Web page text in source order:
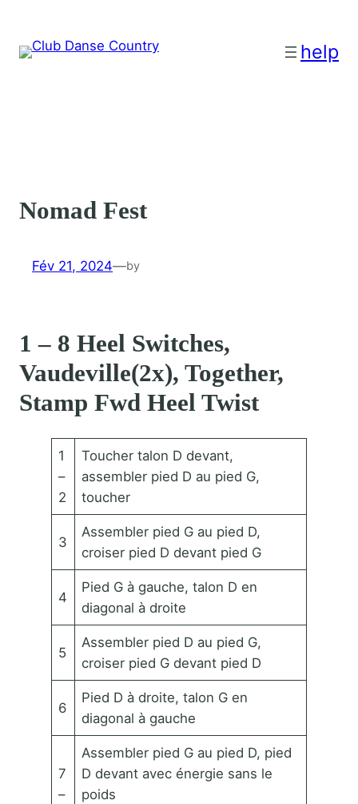
contenu
help
Nomad Fest
Fév 21, 2024—by
1 – 8 Heel Switches,
Vaudeville(2x), Together,
Stamp Fwd Heel Twist
1
–
2
Toucher talon D devant,
assembler pied D au pied G,
toucher
3
Assembler pied G au pied D,
croiser pied D devant pied G
4
Pied G à gauche, talon D en
diagonal à droite
5
Assembler pied D au pied G,
croiser pied G devant pied D
6
Pied D à droite, talon G en
diagonal à gauche
7
–
Assembler pied G au pied D, pied
D devant avec énergie sans le
poids